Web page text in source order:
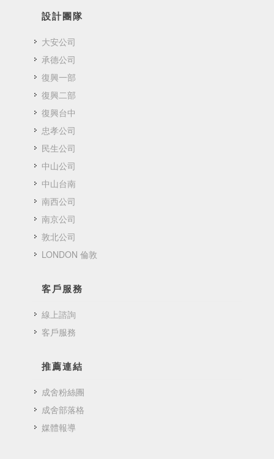
設計團隊
大安公司
承德公司
復興一部
復興二部
復興台中
忠孝公司
民生公司
中山公司
中山台南
南西公司
南京公司
敦北公司
LONDON 倫敦
客戶服務
線上諮詢
客戶服務
推薦連結
成舍粉絲團
成舍部落格
媒體報導